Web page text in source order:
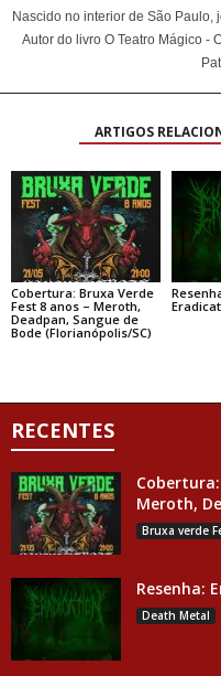
Nascido no interior de São Paulo,
Autor do livro O Teatro Mágico -
ARTIGOS
Cobertura: Bruxa Verde
Fest 8 anos – Meroth,
Deadpan, Sangue de
Bode (Florianópolis/SC)
RECENTES
Meroth,
Bruxa verde
Resenha:
Death Metal